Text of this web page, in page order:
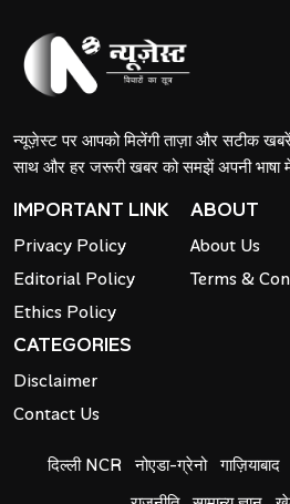
न्यूज़ेस्ट पर आपको मिलेंगी ताज़ा और सटीक
साथ और हर जरूरी खबर को समझें अपनी भाषा
IMPORTANT LINK
Privacy Policy
Editorial Policy
Ethics Policy
ABOUT
About Us
Terms &
CATEGORIES
Disclaimer
Contact Us
दिल्ली NCR नोएडा-ग्रेनो गाज़ियाबाद